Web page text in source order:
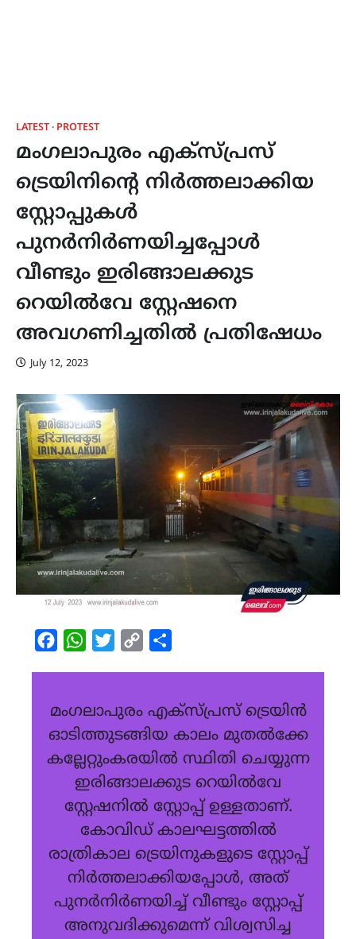
LATEST PROTEST
മംഗലാപുരം എക്സ്പ്രസ്
ട്രെയിനിന്‍റെ നിർത്തലാക്കിയ
സ്റ്റോപ്പുകൾ
പുനർനിർണയിച്ചപ്പോൾ
വീണ്ടും ഇരിങ്ങാലക്കുട
റെയിൽവേ സ്റ്റേഷനെ
അവഗണിച്ചതിൽ പ്രതിഷേധം
July 12, 2023
FacebookWhatsAppTwitterCopy
മംഗലാപുരം എക്സ്പ്രസ് ട്രെയിൻ
ഓടിത്തുടങ്ങിയ കാലം മുതൽക്കേ
കല്ലേറ്റുംകരയിൽ സ്ഥിതി ചെയ്യുന്ന
ഇരിങ്ങാലക്കുട റെയിൽവേ
സ്റ്റേഷനിൽ സ്റ്റോപ്പ് ഉള്ളതാണ്.
കോവിഡ് കാലഘട്ടത്തിൽ
രാത്രികാല ട്രെയിനുകളുടെ സ്റ്റോപ്പ്
നിർത്തലാക്കിയപ്പോൾ, അത്
പുനർനിർണയിച്ച് വീണ്ടും സ്റ്റോപ്പ്
അനുവദിക്കുമെന്ന് വിശ്വസിച്ച